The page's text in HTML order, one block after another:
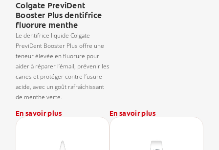
Colgate PreviDent
Booster Plus dentifrice
fluorure menthe
Le dentifrice liquide Colgate
PreviDent Booster Plus offre une
teneur élevée en fluorure pour
aider à réparer l’émail, prévenir les
caries et protéger contre l’usure
acide, avec un goût rafraîchissant
de menthe verte.
En savoir plus En savoir plus